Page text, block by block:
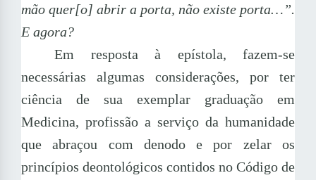
mão quer[o] abrir a porta, não existe porta…”.
E agora?
Em resposta à epístola, fazem-se
necessárias algumas considerações, por ter
ciência de sua exemplar graduação em
Medicina, profissão a serviço da humanidade
que abraçou com denodo e por zelar os
princípios deontológicos contidos no Código de